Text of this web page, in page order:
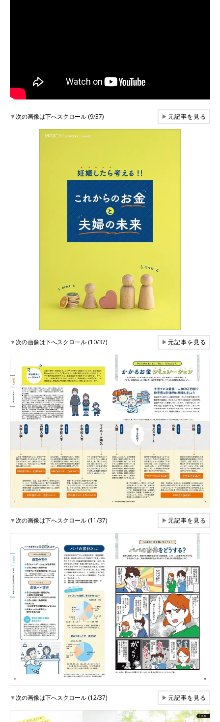
▼次の画像は下へスクロール (9/37) ▶元記事を見る
▼次の画像は下へスクロール (10/37) ▶元記事を見る
▼次の画像は下へスクロール (11/37) ▶元記事を見る
▼次の画像は下へスクロール (12/37) ▶元記事を見る